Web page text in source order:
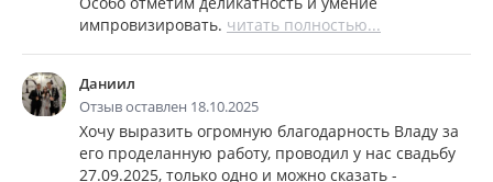
импровизировать. читать полностью...
Даниил
Отзыв оставлен 18.10.2025
Хочу выразить огромную благодарность Владу за
его проделанную работу, проводил у нас свадьбу
27.09.2025, только одно и можно сказать -